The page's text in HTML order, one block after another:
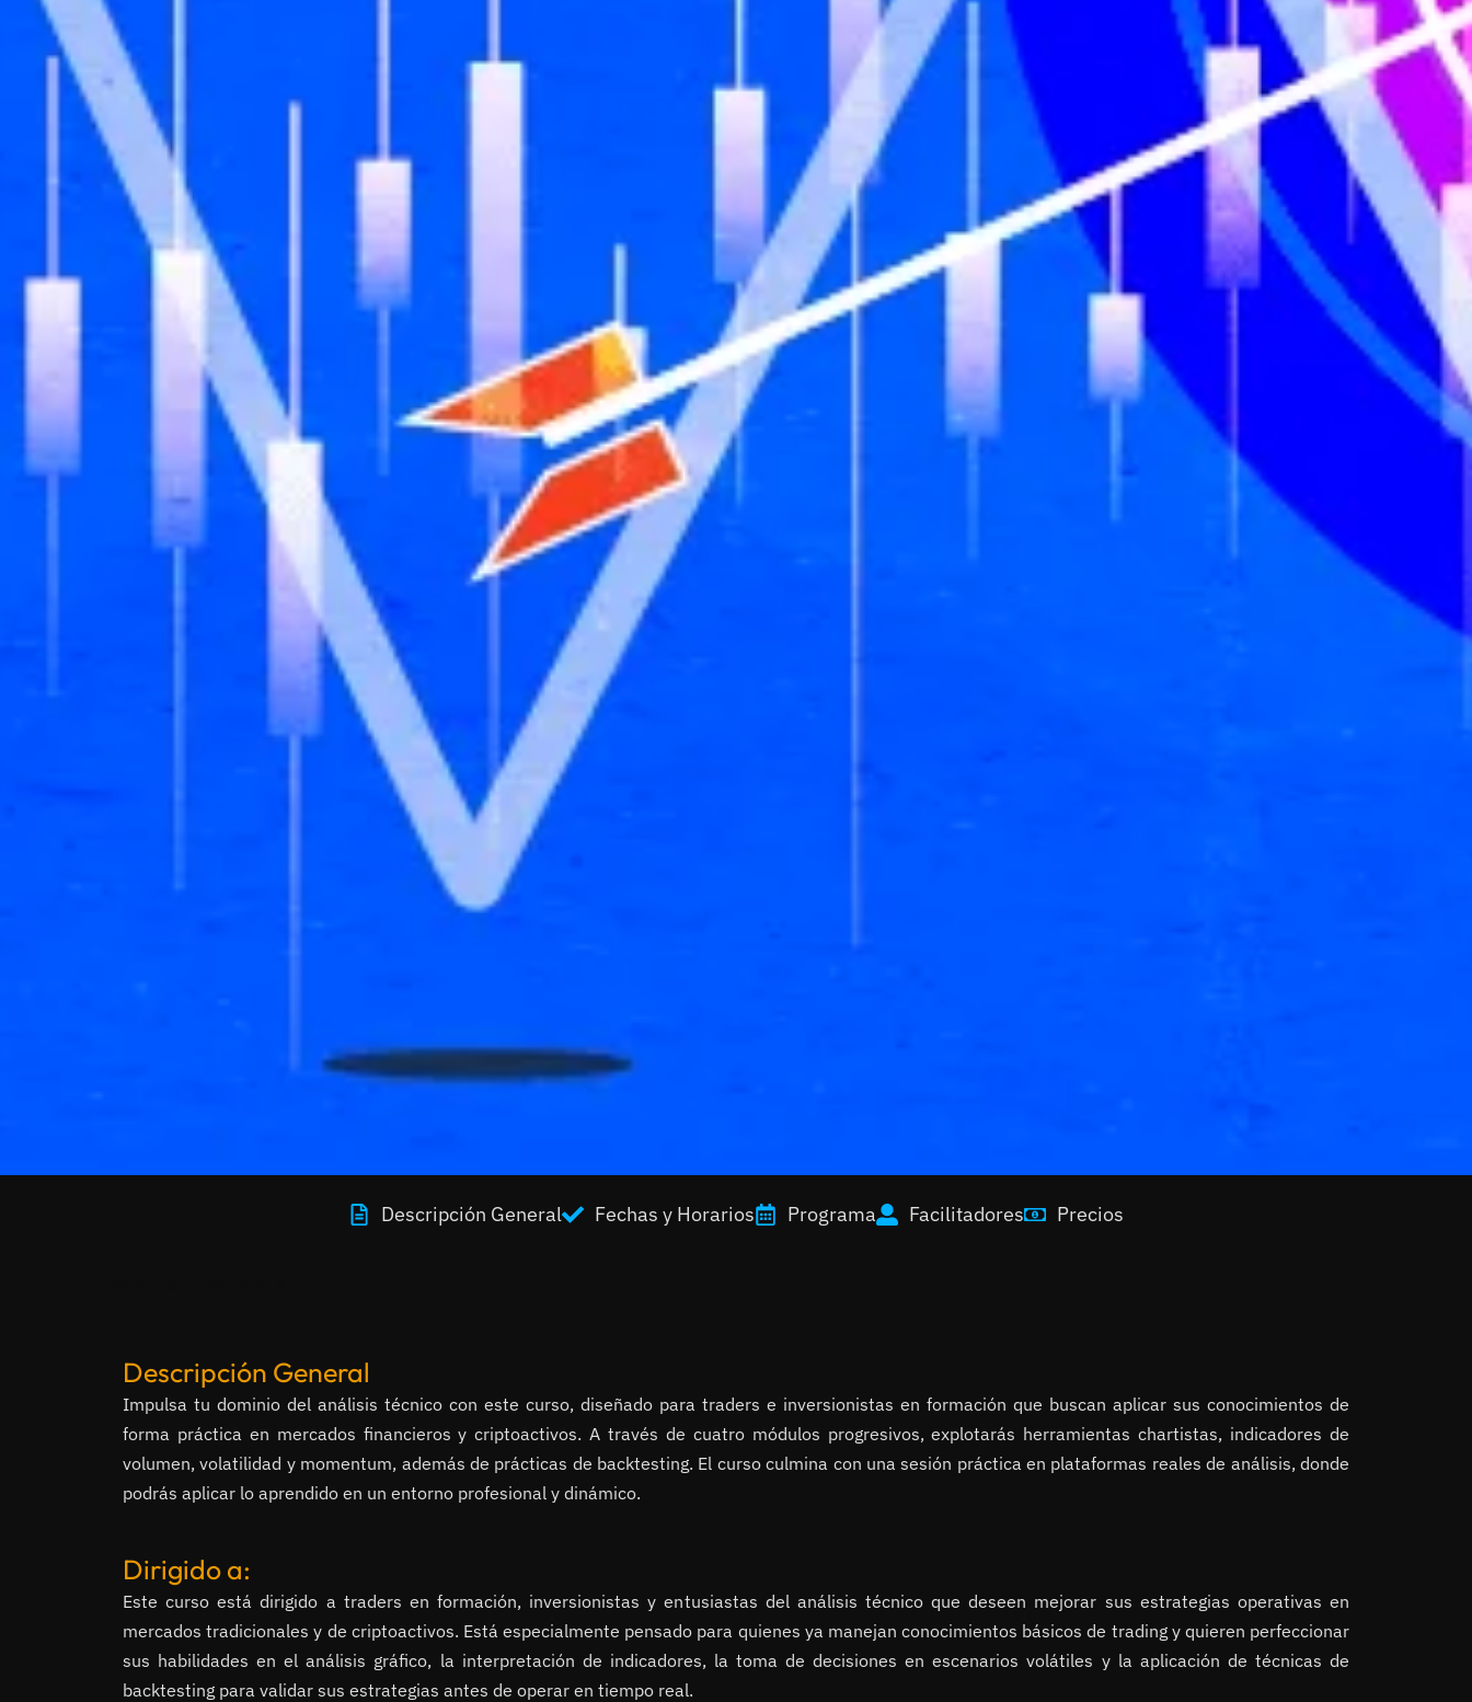
Descripción General Fechas y Horarios Programa Facilitadores Precios
Descripción General
Impulsa tu dominio del análisis técnico con este curso, diseñado para traders e inversionistas en formación que buscan aplicar sus conocimientos de
forma práctica en mercados financieros y criptoactivos. A través de cuatro módulos progresivos, explotarás herramientas chartistas, indicadores de
volumen, volatilidad y momentum, además de prácticas de backtesting. El curso culmina con una sesión práctica en plataformas reales de análisis, donde
podrás aplicar lo aprendido en un entorno profesional y dinámico.
Dirigido a:
Este curso está dirigido a traders en formación, inversionistas y entusiastas del análisis técnico que deseen mejorar sus estrategias operativas en
mercados tradicionales y de criptoactivos. Está especialmente pensado para quienes ya manejan conocimientos básicos de trading y quieren perfeccionar
sus habilidades en el análisis gráfico, la interpretación de indicadores, la toma de decisiones en escenarios volátiles y la aplicación de técnicas de
backtesting para validar sus estrategias antes de operar en tiempo real.